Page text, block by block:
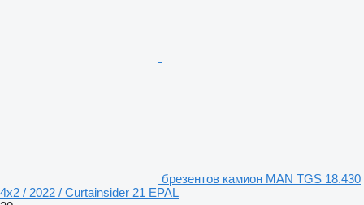
брезентов камион MAN TGS 18.430
4x2 / 2022 / Curtainsider 21 EPAL